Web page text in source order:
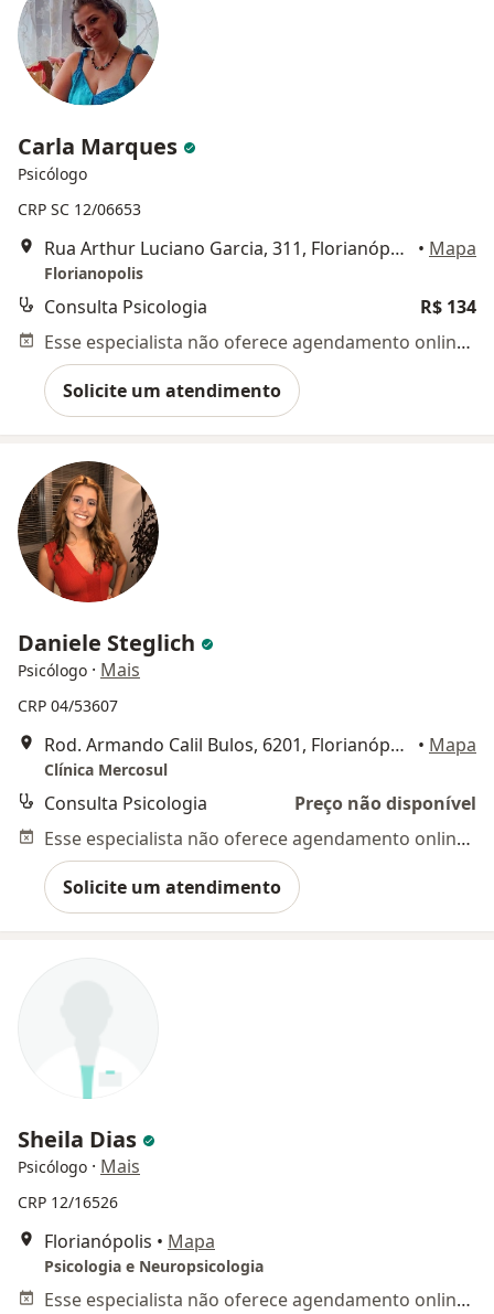
Carla Marques
Psicólogo
CRP SC 12/06653
Rua Arthur Luciano Garcia, 311, Florianópolis • Mapa
Florianopolis
Consulta Psicologia
R$ 134
Esse especialista não oferece agendamento online para esse endereço.
Solicite um atendimento
Daniele Steglich
Psicólogo · Mais
CRP 04/53607
Rod. Armando Calil Bulos, 6201, Florianópolis • Mapa
Clínica Mercosul
Consulta Psicologia
Preço não disponível
Esse especialista não oferece agendamento online para esse endereço.
Solicite um atendimento
Sheila Dias
Psicólogo · Mais
CRP 12/16526
Florianópolis • Mapa
Psicologia e Neuropsicologia
Esse especialista não oferece agendamento online para esse endereço.